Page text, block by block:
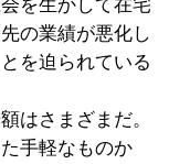
を生かして在宅
の業績が悪化し
を迫られている
はさまざまだ。
手軽なものか